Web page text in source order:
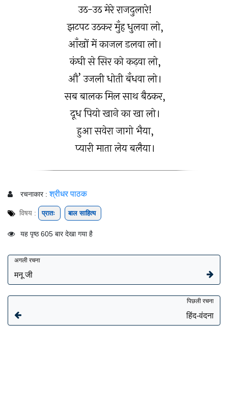
उठ-उठ मेरे राजदुलारे!
झटपट उठकर मुँह धुलवा लो,
आँखों में काजल डलवा लो।
कंघी से सिर को कढ़वा लो,
औ’ उजली धोती बँधवा लो।
सब बालक मिल साथ बैठकर,
दूध पियो खाने का खा लो।
हुआ सवेरा जागो भैया,
प्यारी माता लेय बलैया।
रचनाकार : श्रीधर पाठक
विषय : प्रातः बाल साहित्य
यह पृष्ठ 605 बार देखा गया है
अगली रचना
मनू जी
पिछली रचना
हिंद-वंदना